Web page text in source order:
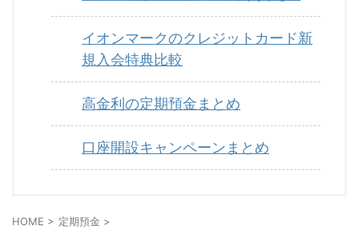
イオンマークのクレジットカード新
規入会特典比較
高金利の定期預金まとめ
口座開設キャンペーンまとめ
HOME > 定期預金 >